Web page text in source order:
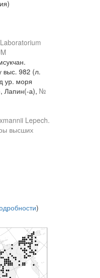
выс. 982 (л.
ур. моря
Лапин(-а), №
Lepech.
высших
)